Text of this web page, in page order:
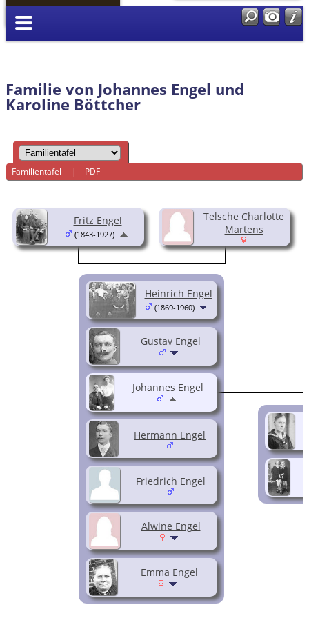
Anmelden
Familie von Johannes Engel und
Karoline Böttcher
Familientafel | PDF
Fritz Engel
(1843-1927)
Telsche Charlotte
Martens
Heinrich Engel
(1869-1960)
Gustav Engel
Hermann Engel
Friedrich Engel
Alwine Engel
Emma Engel
Johannes Engel